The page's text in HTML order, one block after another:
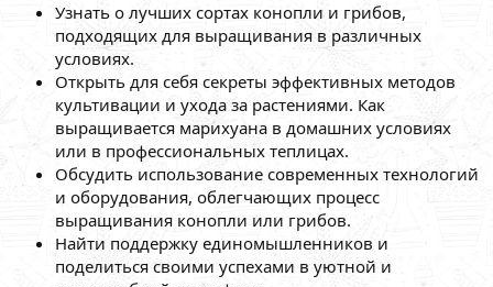
Узнать о лучших сортах конопли и грибов,
подходящих для выращивания в различных
условиях.
Открыть для себя секреты эффективных методов
культивации и ухода за растениями. Как
выращивается марихуана в домашних условиях
или в профессиональных теплицах.
Обсудить использование современных технологий
и оборудования, облегчающих процесс
выращивания конопли или грибов.
Найти поддержку единомышленников и
поделиться своими успехами в уютной и